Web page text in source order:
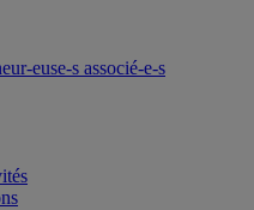
euse-s associé-e-s